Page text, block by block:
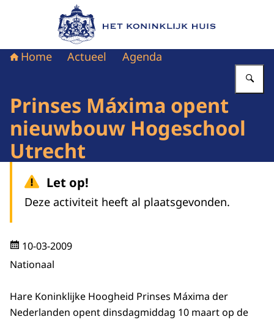
Naar de homepage van Het Koninklijk Huis
Home Actueel Agenda
Prinses Máxima opent
nieuwbouw Hogeschool
Utrecht
Let op!
Deze activiteit heeft al plaatsgevonden.
10-03-2009
Nationaal
Hare Koninklijke Hoogheid Prinses Máxima der
Nederlanden opent dinsdagmiddag 10 maart op de